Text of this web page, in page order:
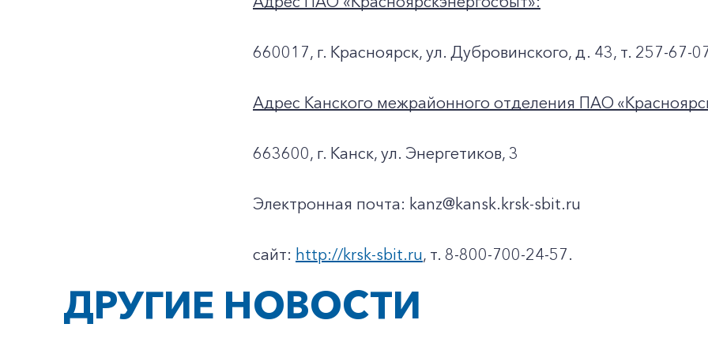
660017, г. Красноярск, ул. Дубровинского, д. 43, т. 257-67-
Адрес Канского межрайонного отделения ПАО
663600, г. Канск, ул. Энергетиков, 3
Электронная почта: kanz@kansk.krsk-sbit.ru
сайт: http://krsk-sbit.ru, т. 8-800-700-24-57.
ДРУГИЕ НОВОСТИ